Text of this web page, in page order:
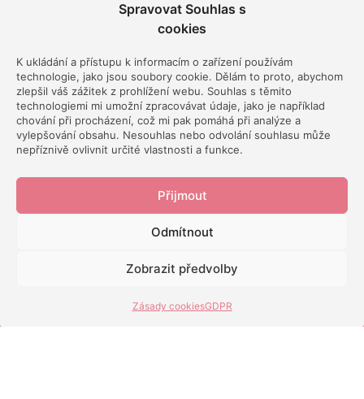
Spravovat Souhlas s
cookies
K ukládání a přístupu k informacím o zařízení používám
technologie, jako jsou soubory cookie. Dělám to proto, abychom
zlepšil váš zážitek z prohlížení webu. Souhlas s těmito
technologiemi mi umožní zpracovávat údaje, jako je například
chování při procházení, což mi pak pomáhá při analýze a
vylepšování obsahu. Nesouhlas nebo odvolání souhlasu může
nepříznivě ovlivnit určité vlastnosti a funkce.
Přijmout
Odmítnout
Zobrazit předvolby
Zásady cookiesGDPR
KOMENTÁŘE